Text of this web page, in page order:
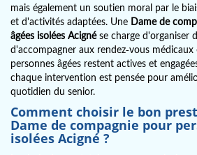
mais également un soutien moral par le
et d'activités adaptées. Une Dame de
âgées isolées Acignése charge d'organiser
d'accompagner aux rendez-vous médicaux
personnes âgées restent actives et
chaque intervention est pensée pour
quotidien du senior.
Comment choisir le bon
Dame de compagnie pour
isolées Acigné ?